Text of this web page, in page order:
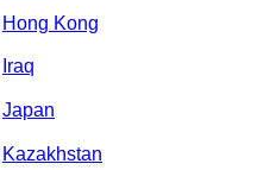
Hong Kong
Iraq
Japan
Kazakhstan